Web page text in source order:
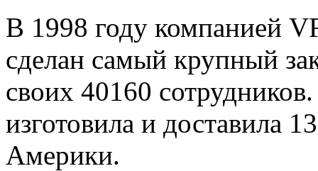
В 1998 году компанией
сделан самый крупный
своих 40160
изготовила и доставила
Америки.